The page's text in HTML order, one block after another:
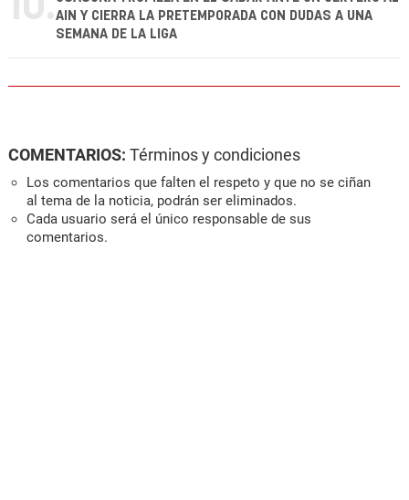
AIN Y CIERRA LA PRETEMPORADA CON DUDAS A UNA
SEMANA DE LA LIGA
COMENTARIOS: Términos y condiciones
Los comentarios que falten el respeto y que no se ciñan
al tema de la noticia, podrán ser eliminados.
Cada usuario será el único responsable de sus
comentarios.